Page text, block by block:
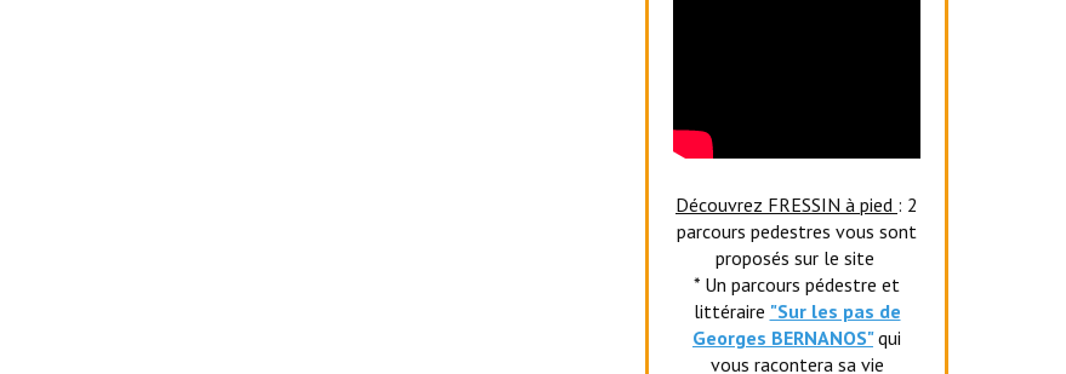
Découvrez FRESSIN à pied : 2
parcours pedestres vous sont
proposés sur le site
* Un parcours pédestre et
littéraire "Sur les pas de
Georges BERNANOS" qui
vous racontera sa vie